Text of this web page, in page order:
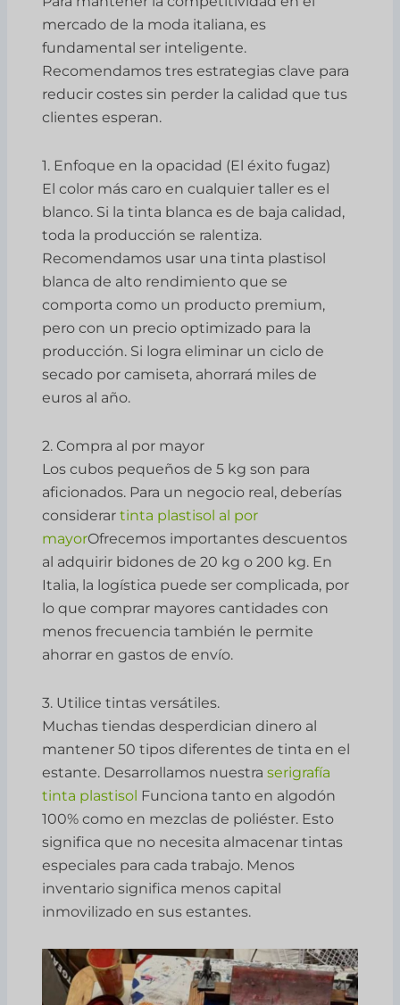
mercado de la moda italiana, es
fundamental ser inteligente.
Recomendamos tres estrategias clave para
reducir costes sin perder la calidad que tus
clientes esperan.
1. Enfoque en la opacidad (El éxito fugaz)
El color más caro en cualquier taller es el
blanco. Si la tinta blanca es de baja calidad,
toda la producción se ralentiza.
Recomendamos usar una tinta plastisol
blanca de alto rendimiento que se
comporta como un producto premium,
pero con un precio optimizado para la
producción. Si logra eliminar un ciclo de
secado por camiseta, ahorrará miles de
euros al año.
2. Compra al por mayor
Los cubos pequeños de 5 kg son para
aficionados. Para un negocio real, deberías
considerartinta plastisol al por
mayorOfrecemos importantes descuentos
al adquirir bidones de 20 kg o 200 kg. En
Italia, la logística puede ser complicada, por
lo que comprar mayores cantidades con
menos frecuencia también le permite
ahorrar en gastos de envío.
3. Utilice tintas versátiles.
Muchas tiendas desperdician dinero al
mantener 50 tipos diferentes de tinta en el
estante. Desarrollamos nuestraserigrafía
tinta plastisol Funciona tanto en algodón
100% como en mezclas de poliéster. Esto
significa que no necesita almacenar tintas
especiales para cada trabajo. Menos
inventario significa menos capital
inmovilizado en sus estantes.